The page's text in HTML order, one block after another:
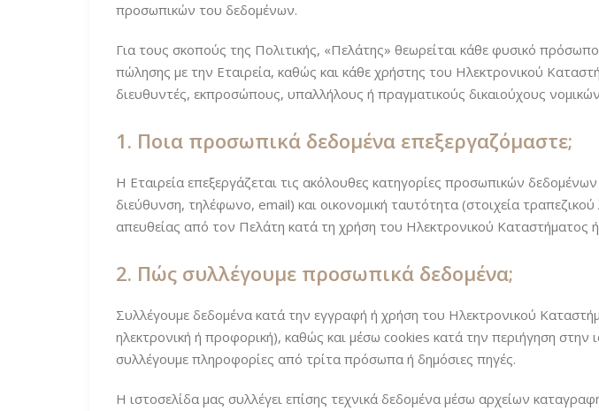
προσωπικών του δεδομένων.
Για τους σκοπούς της Πολιτικής, «Πελάτης» θεωρείται κάθε φυσικό
πώλησης με την Εταιρεία, καθώς και κάθε χρήστης του Ηλεκτρονικού
διευθυντές, εκπροσώπους, υπαλλήλους ή πραγματικούς δικαιούχους
1. Ποια προσωπικά δεδομένα επεξεργαζόμαστε;
Η Εταιρεία επεξεργάζεται τις ακόλουθες κατηγορίες προσωπικών
διεύθυνση, τηλέφωνο, email) και οικονομική ταυτότητα (στοιχεία
απευθείας από τον Πελάτη κατά τη χρήση του Ηλεκτρονικού Καταστήματος ή
2. Πώς συλλέγουμε προσωπικά δεδομένα;
Συλλέγουμε δεδομένα κατά την εγγραφή ή χρήση του Ηλεκτρονικού
ηλεκτρονική ή προφορική), καθώς και μέσω cookies κατά την περιήγηση στην
συλλέγουμε πληροφορίες από τρίτα πρόσωπα ή δημόσιες πηγές.
Η ιστοσελίδα μας συλλέγει επίσης τεχνικά δεδομένα μέσω αρχείων